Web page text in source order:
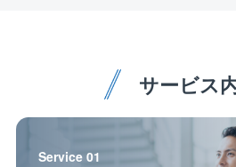
を行うなど、個人での学びと体
だける環境です。
＜キャリアに選択肢を＞
総合職としての採用となるため
サービス
Service 01